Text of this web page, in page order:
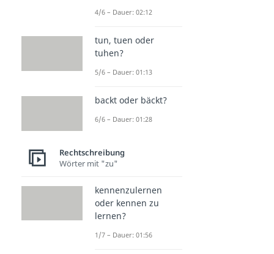
4/6 – Dauer: 02:12
tun, tuen oder
tuhen?
5/6 – Dauer: 01:13
backt oder bäckt?
6/6 – Dauer: 01:28
Rechtschreibung
Wörter mit "zu"
kennenzulernen
oder kennen zu
lernen?
1/7 – Dauer: 01:56